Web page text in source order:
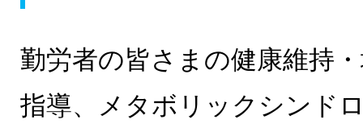
勤労者の皆さまの健康維持
指導、メタボリックシンド